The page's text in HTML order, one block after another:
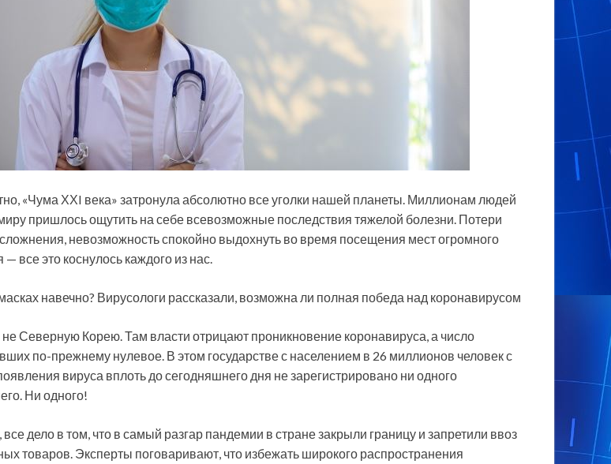
«Чума ХХI века» затронула абсолютно все уголки нашей планеты. Миллионам людей
пришлось ощутить на себе всевозможные последствия тяжелой болезни. Потери
невозможность спокойно выдохнуть во время посещения мест огромного
— все это коснулось каждого из нас.
навечно? Вирусологи рассказали, возможна ли полная победа над коронавирусом
не Северную Корею. Там власти отрицают проникновение коронавируса, а число
по-прежнему нулевое. В этом государстве с населением в 26 миллионов человек с
вируса вплоть до сегодняшнего дня не зарегистрировано ни одного
Ни одного!
дело в том, что в самый разгар пандемии в стране закрыли границу и запретили ввоз
товаров. Эксперты поговаривают, что избежать широкого распространения